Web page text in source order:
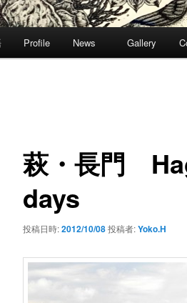
Profile News Gallery
萩・長門
days
投稿日時:2012/10/08投稿者:Yoko.H